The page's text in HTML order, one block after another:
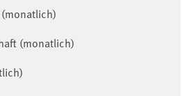
(monatlich)